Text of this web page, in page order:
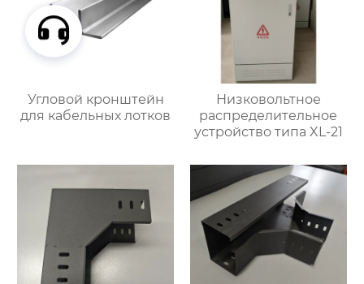
Угловой кронштейн
для кабельных лотков
Низковольтное
распределительное
устройство типа XL-21